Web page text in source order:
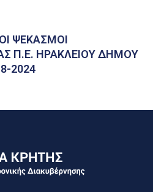
ΨΕΚΑΣΜΟΙ
Π.Ε. ΗΡΑΚΛΕΙΟΥ ΔΗΜΟΥ
2024